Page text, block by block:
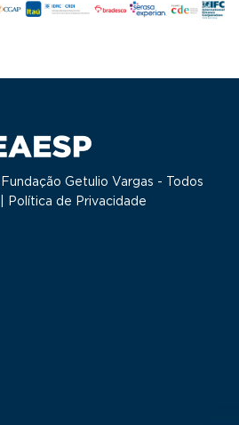
Getulio Vargas - Todos
Política de Privacidade